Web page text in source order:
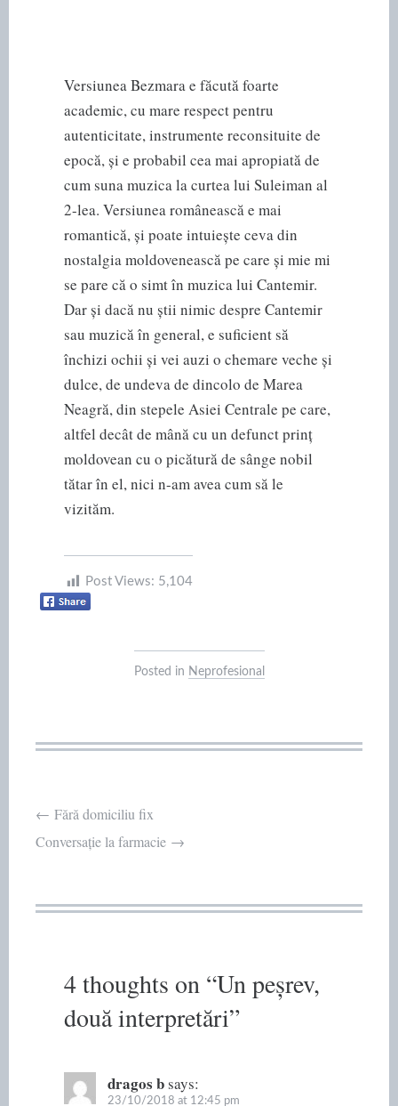
Versiunea Bezmara e făcută foarte
academic, cu mare respect pentru
autenticitate, instrumente reconsituite de
epocă, și e probabil cea mai apropiată de
cum suna muzica la curtea lui Suleiman al
2-lea. Versiunea românească e mai
romantică, și poate intuiește ceva din
nostalgia moldovenească pe care și mie mi
se pare că o simt în muzica lui Cantemir.
Dar și dacă nu știi nimic despre Cantemir
sau muzică în general, e suficient să
închizi ochii și vei auzi o chemare veche și
dulce, de undeva de dincolo de Marea
Neagră, din stepele Asiei Centrale pe care,
altfel decât de mână cu un defunct prinț
moldovean cu o picătură de sânge nobil
tătar în el, nici n-am avea cum să le
vizităm.
Post Views: 5,104
Posted in Neprofesional
Post
← Fără domiciliu fix
Conversație la farmacie →
4 thoughts on “Un peșrev,
două interpretări”
dragos bsays:
23/10/2018 at 12:45 pm